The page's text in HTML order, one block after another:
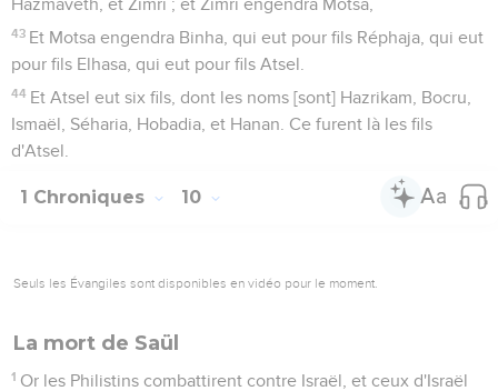
Hazmaveth, et Zimri ; et Zimri engendra Motsa,
43 Et Motsa engendra Binha, qui eut pour fils Réphaja, qui eut
pour fils Elhasa, qui eut pour fils Atsel.
44 Et Atsel eut six fils, dont les noms [sont] Hazrikam, Bocru,
Ismaël, Séharia, Hobadia, et Hanan. Ce furent là les fils
d'Atsel.
1 Chroniques 10
Seuls les Évangiles sont disponibles en vidéo pour le moment.
La mort de Saül
1 Or les Philistins combattirent contre Israël, et ceux d'Israël